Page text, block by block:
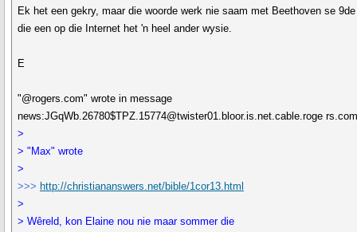
Ek het een gekry, maar die woorde werk nie saam met Beethoven se
die een op die Internet het 'n heel ander wysie.
E
"@rogers.com" wrote in message
news:JGqWb.26780$TPZ.15774@twister01.bloor.is.net.cable.roge
>
> "Max" wrote
>
>>> http://christiananswers.net/bible/1cor13.html
>
> Wêreld, kon Elaine nou nie maar sommer die